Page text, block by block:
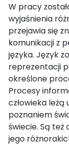
W pracy
wyjaśnienia
przejawia się
komunikacji z
języka. Język
reprezentacji
określone
Procesy
człowieka leżą
poznaniem
świecie. Są też
jego